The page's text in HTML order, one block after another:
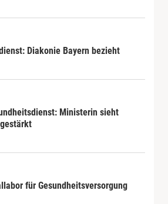
Diakonie Bayern bezieht
Ministerin sieht
für Gesundheitsversorgung